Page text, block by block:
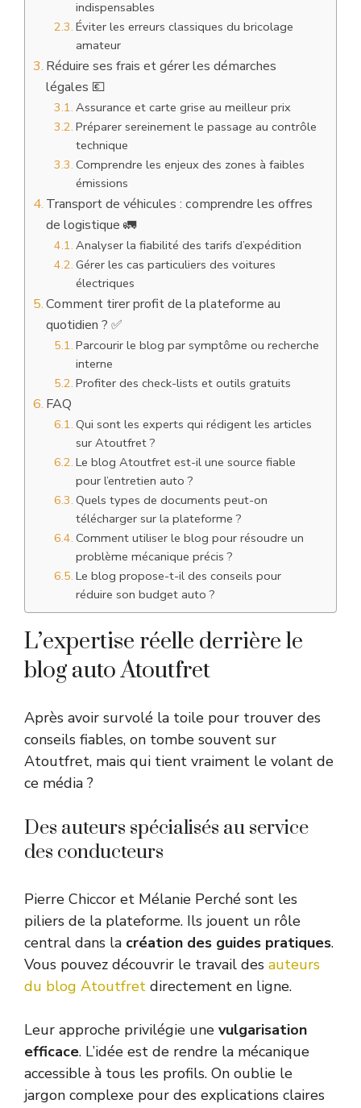
indispensables
Éviter les erreurs classiques du bricolage
amateur
Réduire ses frais et gérer les démarches
légales 💶
Assurance et carte grise au meilleur prix
Préparer sereinement le passage au contrôle
technique
Comprendre les enjeux des zones à faibles
émissions
Transport de véhicules : comprendre les offres
de logistique 🚛
Analyser la fiabilité des tarifs d’expédition
Gérer les cas particuliers des voitures
électriques
Comment tirer profit de la plateforme au
quotidien ? ✅
Parcourir le blog par symptôme ou recherche
interne
Profiter des check-lists et outils gratuits
FAQ
Qui sont les experts qui rédigent les articles
sur Atoutfret ?
Le blog Atoutfret est-il une source fiable
pour l’entretien auto ?
Quels types de documents peut-on
télécharger sur la plateforme ?
Comment utiliser le blog pour résoudre un
problème mécanique précis ?
Le blog propose-t-il des conseils pour
réduire son budget auto ?
L’expertise réelle derrière le
blog auto Atoutfret
Après avoir survolé la toile pour trouver des
conseils fiables, on tombe souvent sur
Atoutfret, mais qui tient vraiment le volant de
ce média ?
Des auteurs spécialisés au service
des conducteurs
Pierre Chiccor et Mélanie Perché sont les
piliers de la plateforme. Ils jouent un rôle
central dans la création des guides pratiques.
Vous pouvez découvrir le travail des auteurs
du blog Atoutfret directement en ligne.
Leur approche privilégie une vulgarisation
efficace. L’idée est de rendre la mécanique
accessible à tous les profils. On oublie le
jargon complexe pour des explications claires